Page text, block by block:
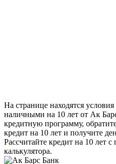
На странице находятся
наличными на 10 лет от Ак
кредитную программу,
кредит на 10 лет и получите
Рассчитайте кредит на 10 лет
калькулятора.